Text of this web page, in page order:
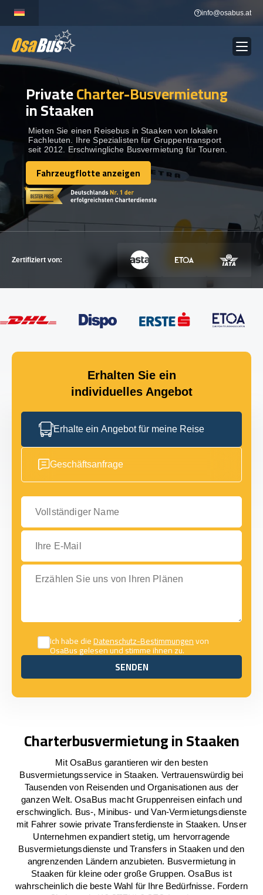
content
info@osabus.at
BUSVERMIETUNG Show dropdown
REISEZIELE Show dropdown
FLOTTE
KONTAKTIEREN SIE UNS
KONTAKTIEREN SIE UNS
PrivateCharter-Busvermietung
in Staaken
Mieten Sie einen Reisebus in Staaken von lokalen
Fachleuten. Ihre Spezialisten für Gruppentransport
seit 2012. Erschwingliche Busvermietung für Touren.
Fahrzeugflotte anzeigen
Fahrzeugflotte anzeigen
Zertifiziert von:
Erhalten Sie ein
individuelles Angebot
Erhalte ein Angebot für meine Reise
Geschäftsanfrage
Vollständiger Name
Ihre E-Mail
Erzählen Sie uns von Ihren Plänen
Ich habe dieDatenschutz-Bestimmungenvon
OsaBus gelesen und stimme ihnen zu.
SENDEN
SENDEN
Charterbusvermietung in Staaken
Mit OsaBus garantieren wir den besten
Busvermietungsservice in Staaken. Vertrauenswürdig bei
Tausenden von Reisenden und Organisationen aus der
ganzen Welt. OsaBus macht Gruppenreisen einfach und
erschwinglich. Bus-, Minibus- und Van-Vermietungsdienste
mit Fahrer sowie private Transferdienste in Staaken. Unser
Unternehmen expandiert stetig, um hervorragende
Busvermietungsdienste und Transfers in Staaken und den
angrenzenden Ländern anzubieten. Busvermietung in
Staaken für kleine oder große Gruppen. OsaBus ist
wahrscheinlich die beste Wahl für Ihre Bedürfnisse. Fordern